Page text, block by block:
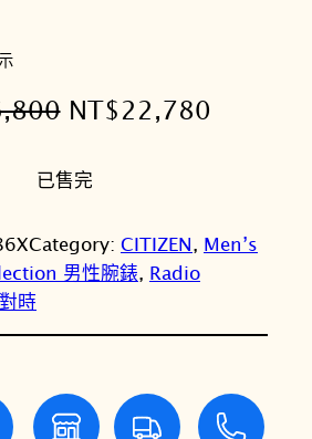
原
價
：
T
2
NT$22,780
：
T
2
已售完
Category: CITIZEN, Men’s
男性腕錶, Radio
時